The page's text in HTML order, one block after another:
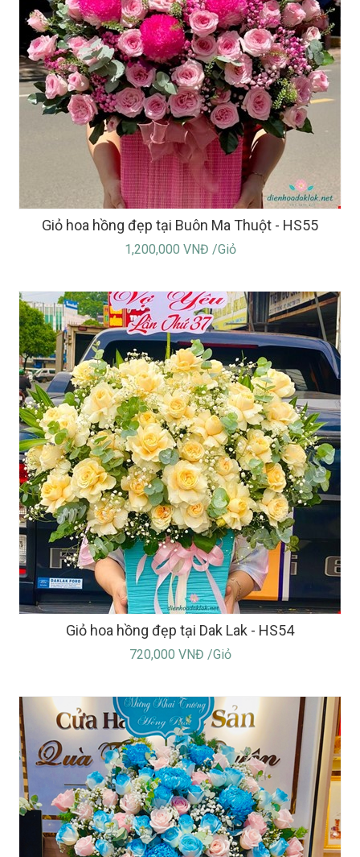
Giỏ hoa hồng đẹp tại Buôn Ma Thuột - HS55
1,200,000 VNĐ /Giỏ
Giỏ hoa hồng đẹp tại Dak Lak - HS54
720,000 VNĐ /Giỏ